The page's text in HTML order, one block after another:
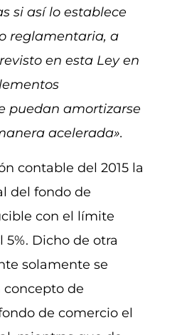
si así lo establece
reglamentaria, a
en esta Ley en
puedan amortizarse
acelerada».
contable del 2015 la
del fondo de
con el límite
Dicho de otra
solamente se
de
de comercio el